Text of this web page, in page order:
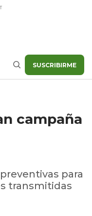
Buscar SUSCRIBIRME
campaña
para
transmitidas